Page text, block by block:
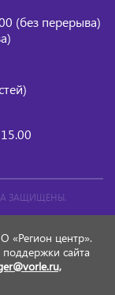
(без перерыва)
ЗАЩИЩЕНЫ.
«Регион центр».
сайта